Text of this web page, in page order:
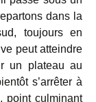
dans la
toujours en
peut atteindre
un plateau au
s’arrêter à
point culminant